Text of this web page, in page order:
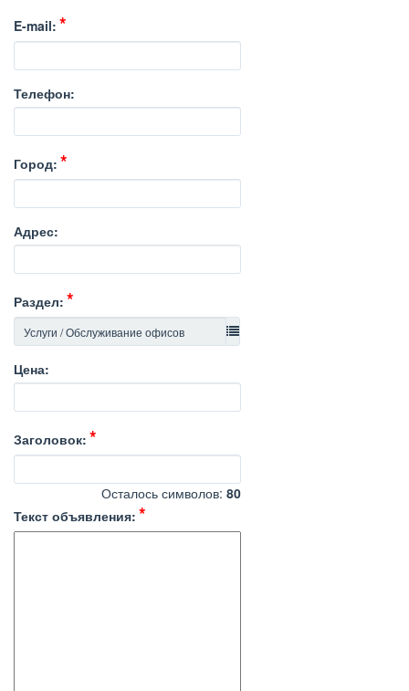
E-mail:
Телефон:
Город:
Адрес:
Раздел:
Цена:
Заголовок:
Осталось символов: 80
Текст объявления: